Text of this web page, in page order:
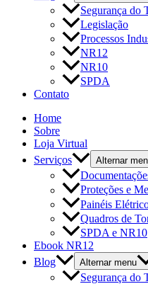
Segurança do
Legislação
Processos
NR12
NR10
SPDA
Contato
Home
Sobre
Loja Virtual
Serviços
Alternar
Proteções e
Painéis
Quadros de
SPDA e NR10
Ebook NR12
Blog
Alternar menu
Segurança do